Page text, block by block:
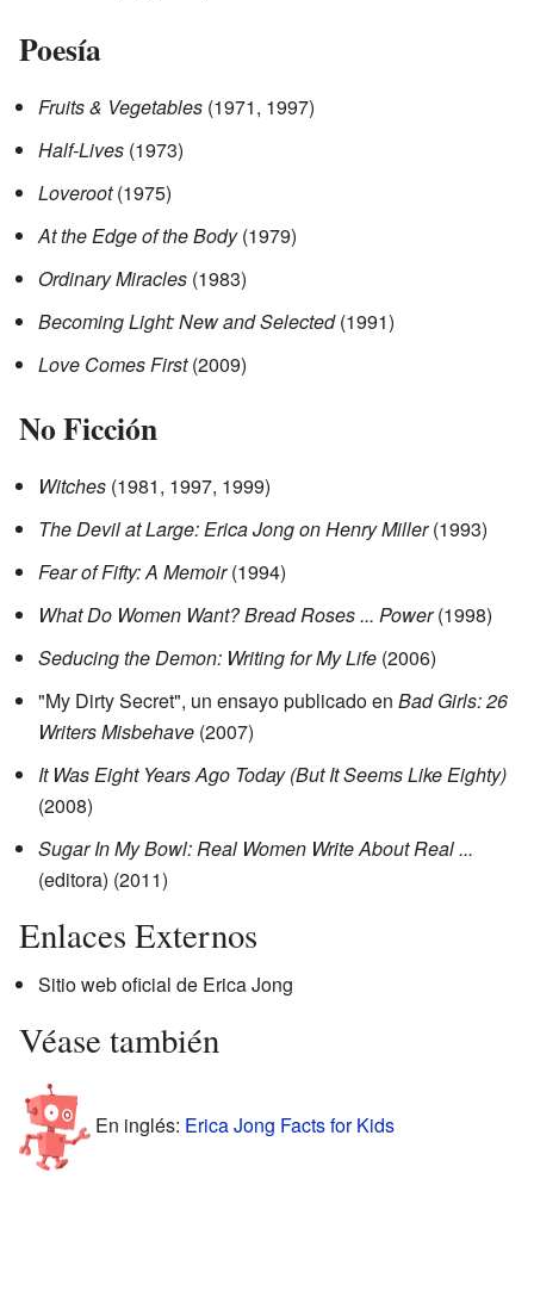
Poesía
Fruits & Vegetables (1971, 1997)
Half-Lives (1973)
Loveroot(1975)
At the Edge of the Body(1979)
Ordinary Miracles (1983)
Becoming Light: New and Selected(1991)
Love Comes First(2009)
No Ficción
Witches (1981, 1997, 1999)
The Devil at Large: Erica Jong on Henry Miller(1993)
Fear of Fifty: A Memoir(1994)
What Do Women Want? Bread Roses ... Power(1998)
Seducing the Demon: Writing for My Life (2006)
"My Dirty Secret", un ensayo publicado en Bad Girls: 26
Writers Misbehave (2007)
It Was Eight Years Ago Today (But It Seems Like Eighty)
(2008)
Sugar In My Bowl: Real Women Write About Real ...
(editora) (2011)
Enlaces Externos
Sitio web oficial de Erica Jong
Véase también
En inglés: Erica Jong Facts for Kids